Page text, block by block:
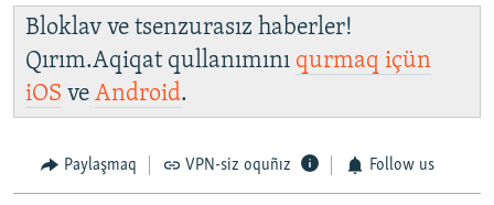
Bloklav ve tsenzurasız haberler!
Qırım.Aqiqat qullanımını qurmaq içün
iOS ve Android.
Paylaşmaq VPN-siz oquñız Follow us